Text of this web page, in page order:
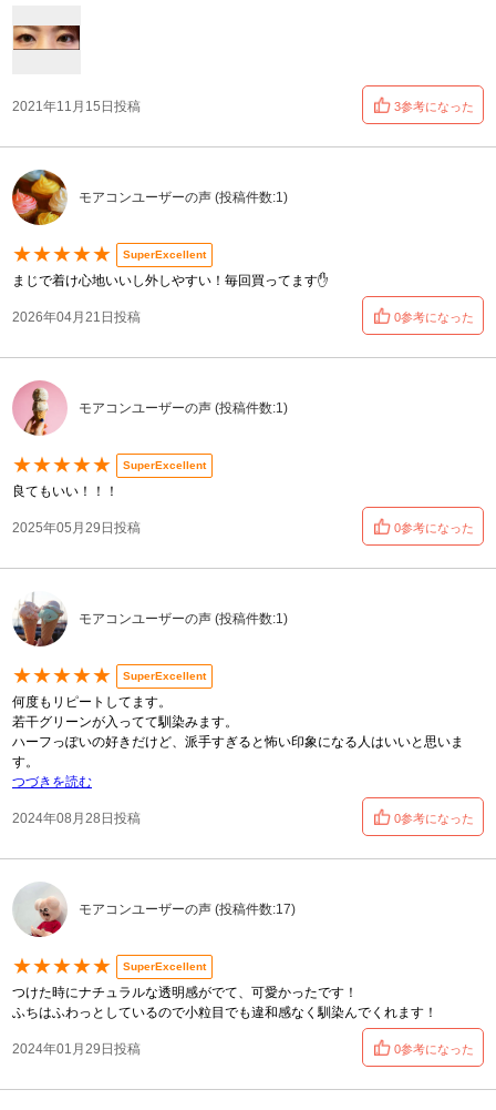
2021年11月15日投稿 3参考になった
モアコンユーザーの声 (投稿件数:1)
★★★★★ SuperExcellent
まじで着け心地いいし外しやすい！毎回買ってます✋
2026年04月21日投稿 0参考になった
モアコンユーザーの声 (投稿件数:1)
★★★★★ SuperExcellent
良てもいい！！！
2025年05月29日投稿 0参考になった
モアコンユーザーの声 (投稿件数:1)
★★★★★ SuperExcellent
何度もリピートしてます。
若干グリーンが入ってて馴染みます。
ハーフっぽいの好きだけど、派手すぎると怖い印象になる人はいいと思いま
す。
つづきを読む
2024年08月28日投稿 0参考になった
モアコンユーザーの声 (投稿件数:17)
★★★★★ SuperExcellent
つけた時にナチュラルな透明感がでて、可愛かったです！
ふちはふわっとしているので小粒目でも違和感なく馴染んでくれます！
2024年01月29日投稿 0参考になった